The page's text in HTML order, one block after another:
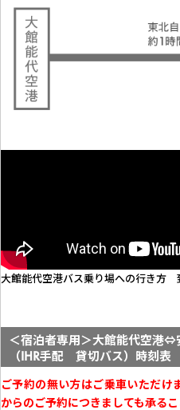
大館能代空港バス乗り場への行き方
＜宿泊者専用＞大館能代空港⇔
（IHR手配 貸切バス）時刻表
ご予約の無い方はご乗車いただけ
からのご予約につきましても承る